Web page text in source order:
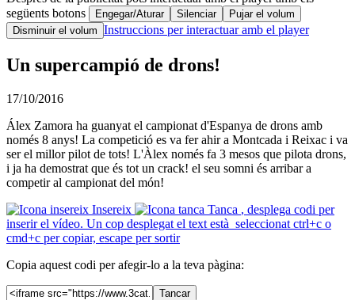
següents botons
Engegar/Aturar Silenciar
Pujar el volum
Disminuir el volum Instruccions per interactuar amb el player
Un supercampió de drons!
17/10/2016
Álex Zamora ha guanyat el campionat d'Espanya de drons amb
només 8 anys! La competició es va fer ahir a Montcada i Reixac i va
ser el millor pilot de tots! L'Àlex només fa 3 mesos que pilota drons,
i ja ha demostrat que és tot un crack! el seu somni és arribar a
competir al campionat del món!
Insereix
Tanca , desplega codi per
inserir el vídeo. Un cop desplegat el text està seleccionat ctrl+c o
cmd+c per copiar, escape per sortir
Copia aquest codi per afegir-lo a la teva pàgina:
Tancar